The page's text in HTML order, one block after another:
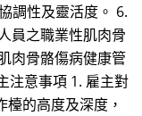
調性及靈活度。 6.
員之職業性肌肉骨
肉骨骼傷病健康管
注意事項 1. 雇主對
檯的高度及深度，